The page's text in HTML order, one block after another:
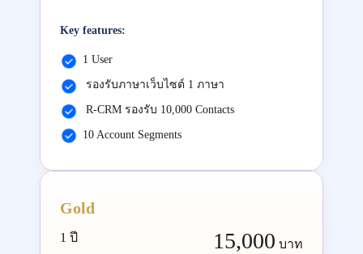
Key features:
1 User
รองรับภาษาเว็บไซต์ 1 ภาษา
R-CRM รองรับ 10,000 Contacts
10 Account Segments
Gold
1 ปี 15,000 บาท